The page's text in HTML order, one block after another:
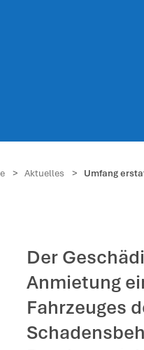
Startseite > Aktuelles